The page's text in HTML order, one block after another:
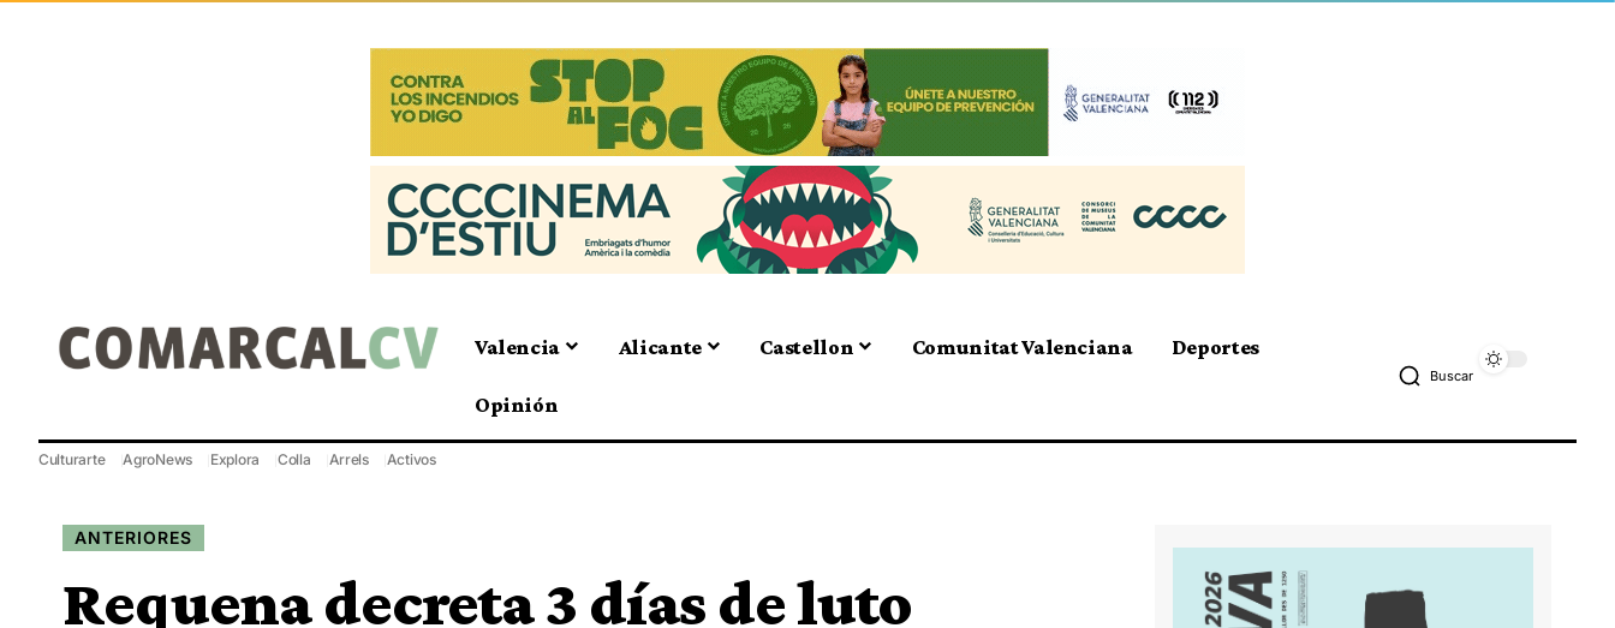
Valencia Alicante Castellon Comunitat Valenciana Deportes
Opinión
Buscar
Culturarte AgroNews Explora Colla Arrels Activos
ANTERIORES
Requena decreta 3 días de luto